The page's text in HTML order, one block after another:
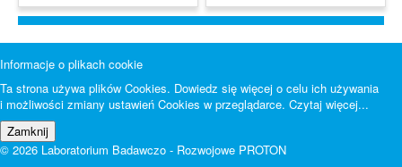
Informacje o plikach cookie
Ta strona używa plików Cookies. Dowiedz się więcej o celu ich używania
i możliwości zmiany ustawień Cookies w przeglądarce. Czytaj więcej...
© 2026 Laboratorium Badawczo - Rozwojowe PROTON